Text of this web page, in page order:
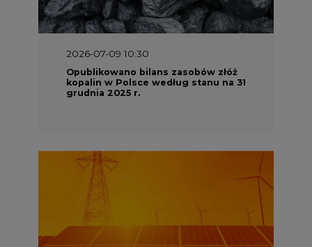
2026-07-09 10:30
Opublikowano bilans zasobów złóż
kopalin w Polsce według stanu na 31
grudnia 2025 r.